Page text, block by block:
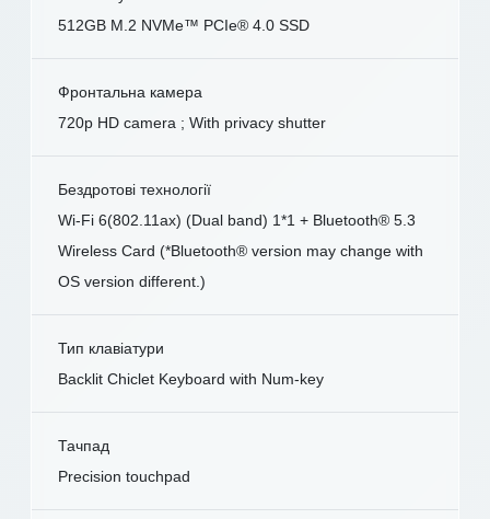
512GB M.2 NVMe™ PCIe® 4.0 SSD
Фронтальна камера
720p HD camera ; With privacy shutter
Бездротові технології
Wi-Fi 6(802.11ax) (Dual band) 1*1 + Bluetooth® 5.3
Wireless Card (*Bluetooth® version may change with
OS version different.)
Тип клавіатури
Backlit Chiclet Keyboard with Num-key
Тачпад
Precision touchpad